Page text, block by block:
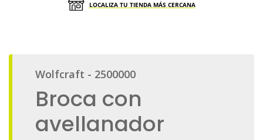
LOCALIZA TU TIENDA MÁS CERCANA